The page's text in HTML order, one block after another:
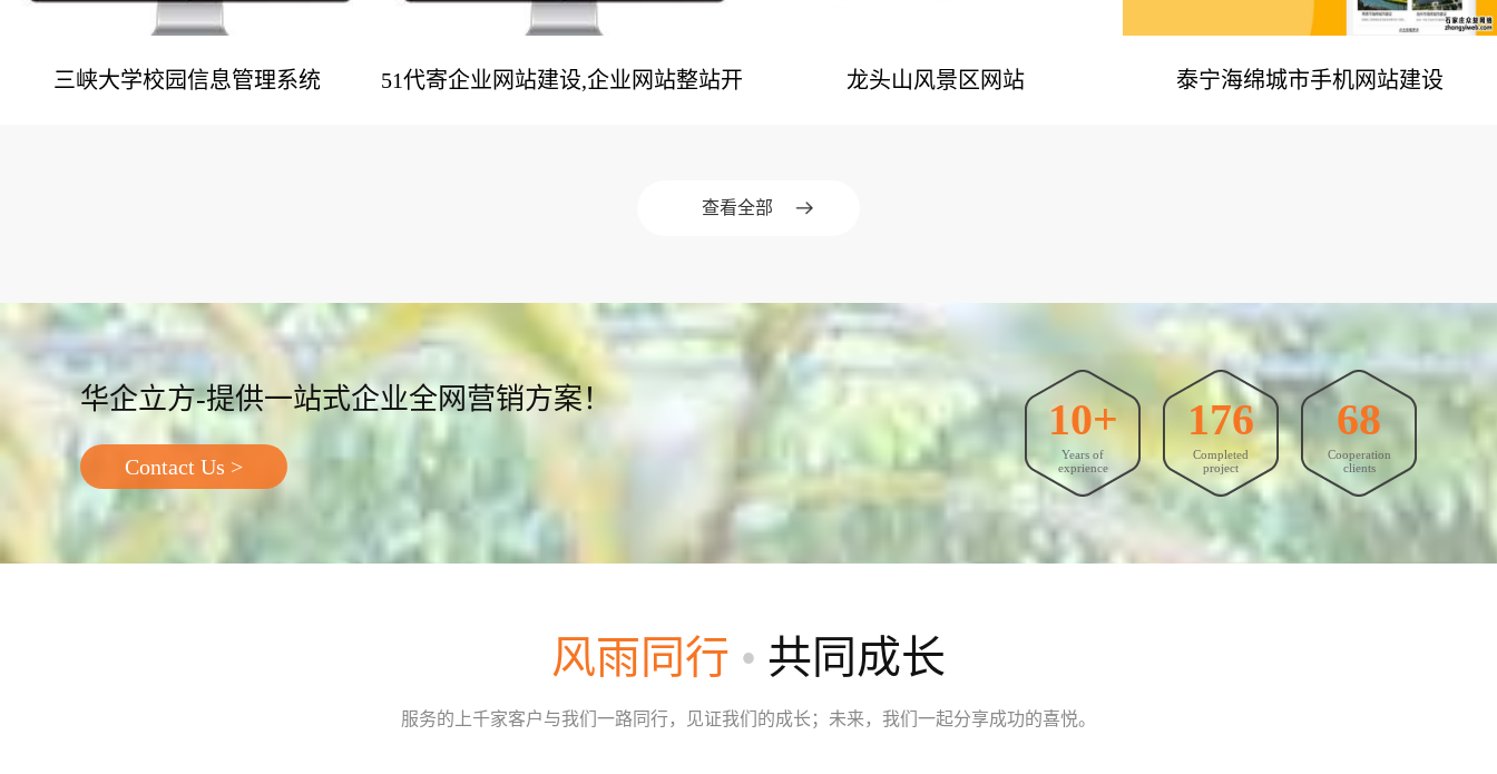
三峡大学校园信息管理系统 51代寄企业网站建设,企业网站整站开 龙头山风景区网站 泰宁海绵城市手机网站建设
查看全部
华企立方-提供一站式企业全网营销方案！
Contact Us >
10+
Years of
exprience
176
Completed
project
68
Cooperation
clients
风雨同行 • 共同成长
服务的上千家客户与我们一路同行，见证我们的成长；未来，我们一起分享成功的喜悦。